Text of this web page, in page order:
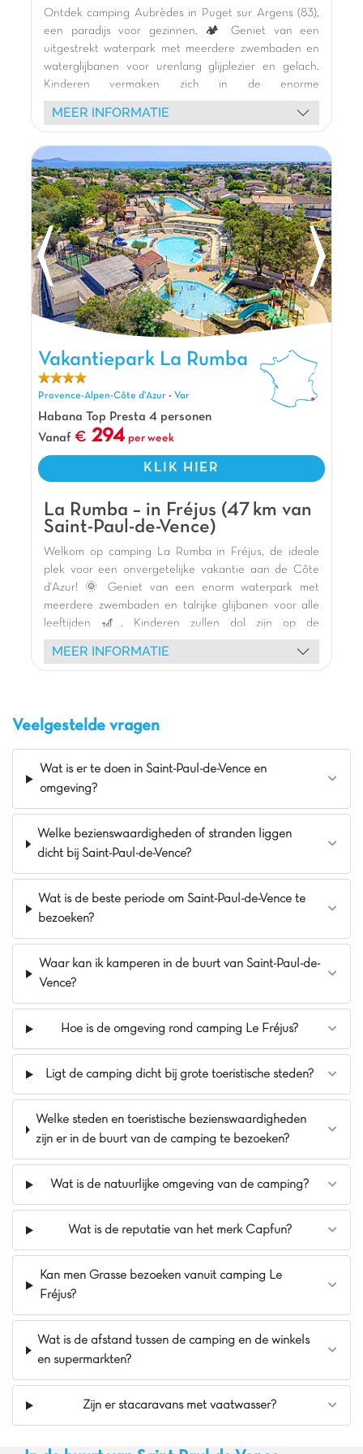
Ontdek camping Aubrèdes in Puget sur Argens (83),
een paradijs voor gezinnen. 🏕️ Geniet van een
uitgestrekt waterpark met meerdere zwembaden en
waterglijbanen voor urenlang glijplezier en gelach.
Kinderen vermaken zich in de enorme
themaspeeltuin, op de springkastelen, de skelterbaan
of de minigolf. 🎢 Een dynamisch animatieteam biedt
schuimparty's. 🤸‍♂️ Verblijf in comfortabele stacaravans
met terras. 🏡 Verken de omgeving: de charmante
haven van Fréjus, het prachtige strand van Saint-
Aygulf, Saint-Raphaël, het Esterelmassief en Port
Grimaud. 🌿 Een onvergetelijke vakantie wacht op u
aan de Côte d'Azur! 🌞
De mening van Jasmijn
Sfeervol vakantiepark midden tussen de
dennenbomen. Slechts 15 minuten van de zee,
Fréjus en vele activiteiten (Luna Parc, Aqualand,
etc)! Laetitia en Nicolas heten u van harte
welkom voor een sublieme vakantie!
Pluspunten
Op 7 km van de zandstranden en Fréjus
Op slechts 9km van Saint Raphaël
Op slechts 10min van Roquebrune-sur-Argens
MEER INFORMATIE
Vakantiepark La Rumba, Vakantiepark Provence-Alpen-Côte
d'Azur
Vakantiepark La Rumba
Provence-Alpen-Côte d'Azur - Var
Habana Top Presta 4 personen
Vanaf
294 per week
KLIK HIER
La Rumba – in Fréjus (47 km van
Saint-Paul-de-Vence)
Welkom op camping La Rumba in Fréjus, de ideale
plek voor een onvergetelijke vakantie aan de Côte
d'Azur! 🌞 Geniet van een enorm waterpark met
meerdere zwembaden en talrijke glijbanen voor alle
leeftijden 🎢. Kinderen zullen dol zijn op de
thematische speeltuinen, hangparcoursen en skelters,
terwijl het hele gezin geniet van feestelijke animaties,
De camping biedt ook een gezellige bar voor uw
ontspanningsmomenten 🍹 en multisportterreinen.
Ontdek de omgeving: het strand van Saint-Aygulf, de
haven van Fréjus, Saint-Raphaël, Agay (22 km), het
memorabele familiemomenten! 👨‍👩‍👧‍👦
Dit vakantiepark, op terrassen gebouwd
, ligt
bij de ingang van
recentenzeer goed uitgerust. Het vakantiepark
is geschikt voorgezinnen, tienersen kinderen.
Minder geschikt voor kleine kinderen of mensen
Pluspunten
Op slechts 2 km van het strand
6 minuten van Saint Aygulf en 10 van Roquebrune
30km van St Tropez en 47km van Cannes
MEER INFORMATIE
Veelgestelde vragen
Wat is er te doen in Saint-Paul-de-Vence en
omgeving?
Welke bezienswaardigheden of stranden liggen
dicht bij Saint-Paul-de-Vence?
Wat is de beste periode om Saint-Paul-de-Vence te
bezoeken?
Waar kan ik kamperen in de buurt van Saint-Paul-de-
Vence?
Hoe is de omgeving rond camping Le Fréjus?
Ligt de camping dicht bij grote toeristische steden?
Welke steden en toeristische bezienswaardigheden
zijn er in de buurt van de camping te bezoeken?
Wat is de natuurlijke omgeving van de camping?
Wat is de reputatie van het merk Capfun?
Kan men Grasse bezoeken vanuit camping Le
Fréjus?
Wat is de afstand tussen de camping en de winkels
en supermarkten?
Zijn er stacaravans met vaatwasser?